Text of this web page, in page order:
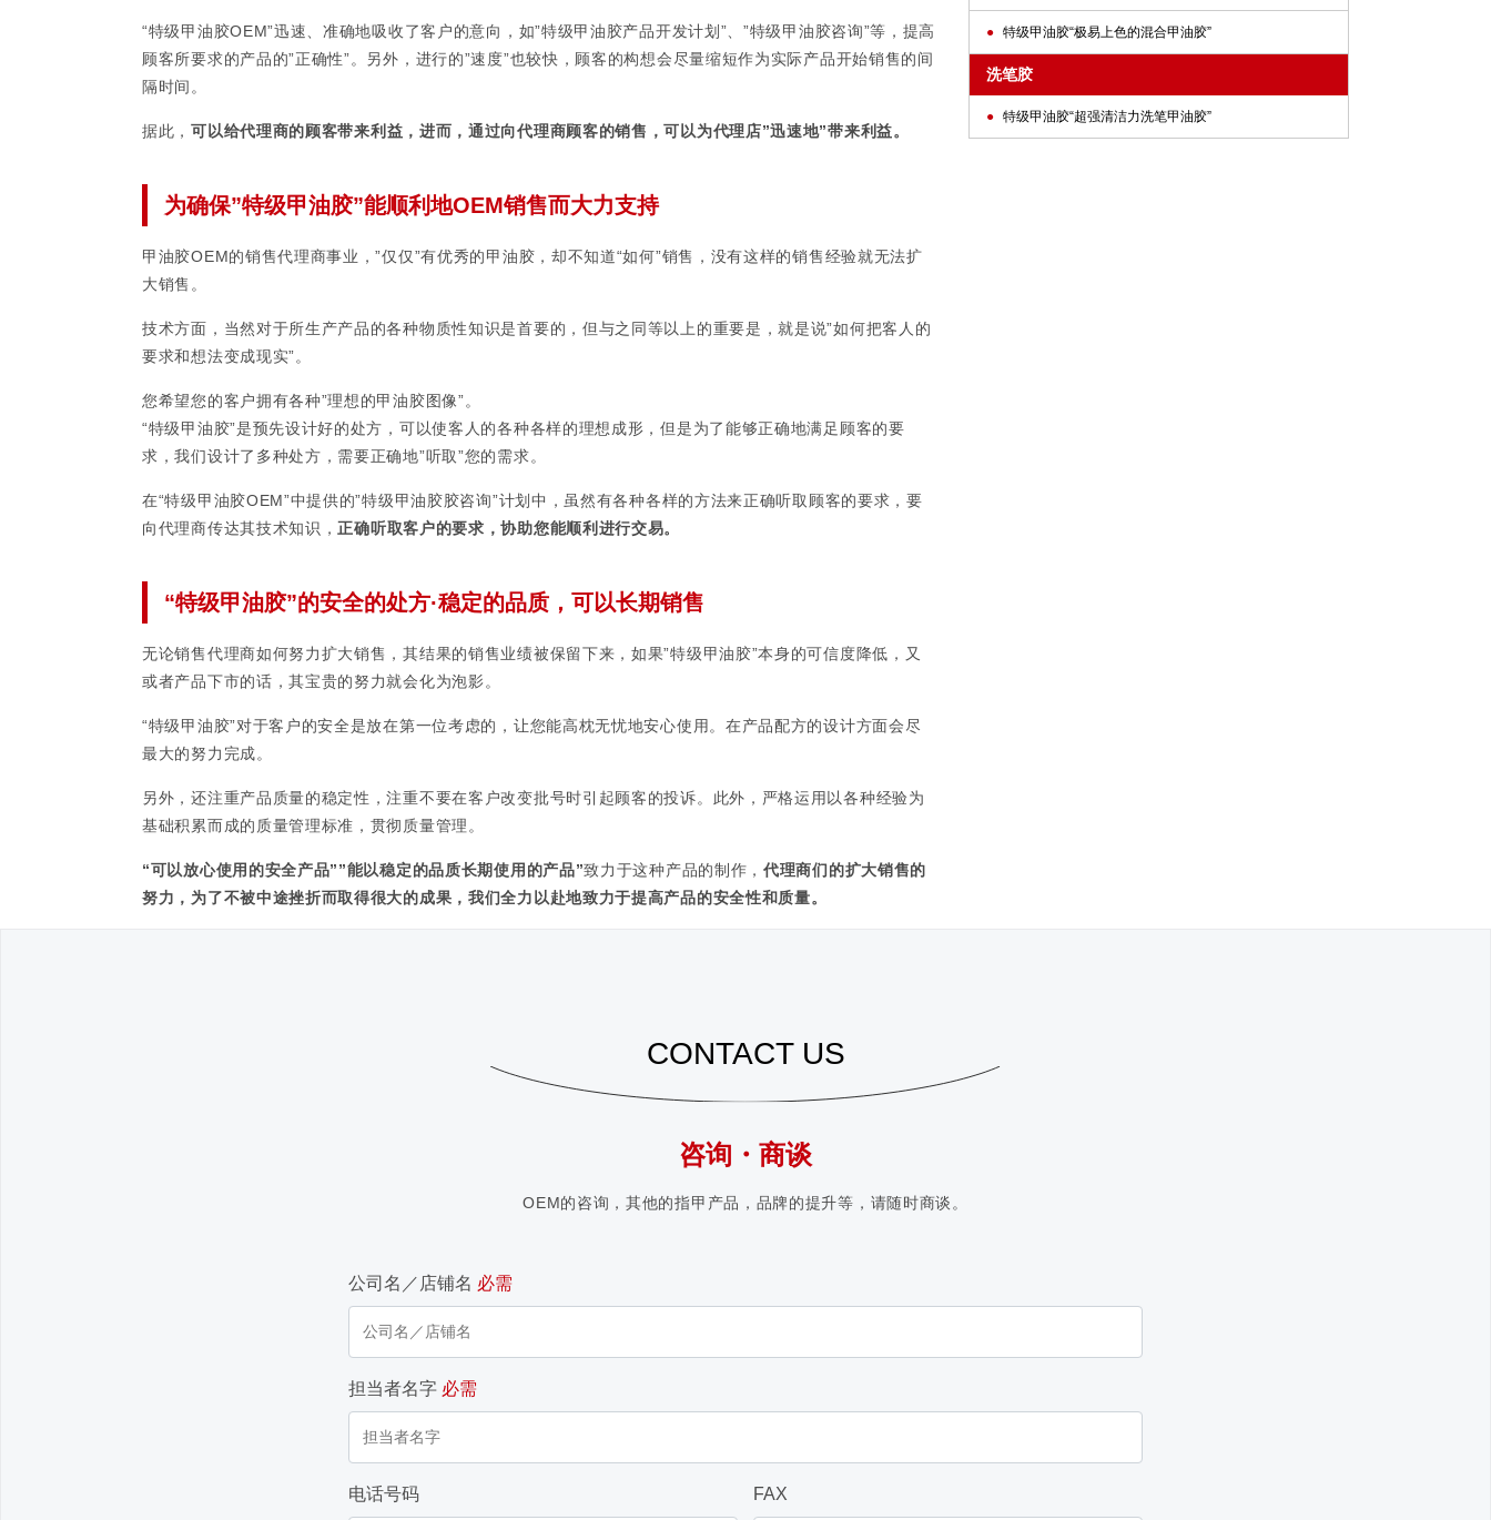
“特级甲油胶OEM”迅速、准确地吸收了客户的意向，如”特级甲油胶产品开发计划”、”特级甲油胶咨询”等，提高
顾客所要求的产品的”正确性”。另外，进行的”速度”也较快，顾客的构想会尽量缩短作为实际产品开始销售的间
隔时间。
据此，可以给代理商的顾客带来利益，进而，通过向代理商顾客的销售，可以为代理店”迅速地”带来利益。
为确保”特级甲油胶”能顺利地OEM销售而大力支持
甲油胶OEM的销售代理商事业，”仅仅”有优秀的甲油胶，却不知道“如何”销售，没有这样的销售经验就无法扩
大销售。
技术方面，当然对于所生产产品的各种物质性知识是首要的，但与之同等以上的重要是，就是说”如何把客人的
要求和想法变成现实”。
您希望您的客户拥有各种”理想的甲油胶图像”。
“特级甲油胶”是预先设计好的处方，可以使客人的各种各样的理想成形，但是为了能够正确地满足顾客的要
求，我们设计了多种处方，需要正确地”听取”您的需求。
在“特级甲油胶OEM”中提供的”特级甲油胶胶咨询”计划中，虽然有各种各样的方法来正确听取顾客的要求，要
向代理商传达其技术知识，正确听取客户的要求，协助您能顺利进行交易。
“特级甲油胶”的安全的处方·稳定的品质，可以长期销售
无论销售代理商如何努力扩大销售，其结果的销售业绩被保留下来，如果”特级甲油胶”本身的可信度降低，又
或者产品下市的话，其宝贵的努力就会化为泡影。
“特级甲油胶”对于客户的安全是放在第一位考虑的，让您能高枕无忧地安心使用。在产品配方的设计方面会尽
最大的努力完成。
另外，还注重产品质量的稳定性，注重不要在客户改变批号时引起顾客的投诉。此外，严格运用以各种经验为
基础积累而成的质量管理标准，贯彻质量管理。
“可以放心使用的安全产品””能以稳定的品质长期使用的产品”致力于这种产品的制作，代理商们的扩大销售的
努力，为了不被中途挫折而取得很大的成果，我们全力以赴地致力于提高产品的安全性和质量。
特级甲油胶“极易上色的混合甲油胶”
洗笔胶
特级甲油胶“超强清洁力洗笔甲油胶”
CONTACT US
咨询・商谈
OEM的咨询，其他的指甲产品，品牌的提升等，请随时商谈。
公司名／店铺名 必需
担当者名字 必需
电话号码 FAX